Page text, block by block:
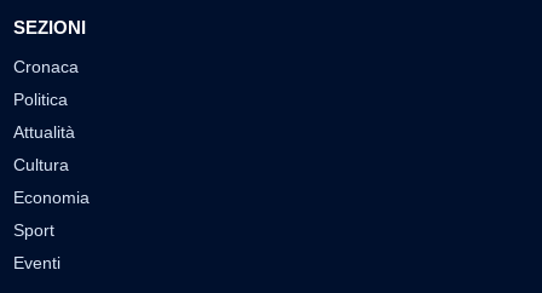
SEZIONI
Cronaca
Politica
Attualità
Cultura
Economia
Sport
Eventi